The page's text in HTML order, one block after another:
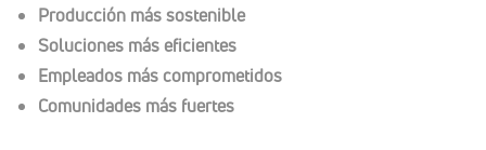
Producción más sostenible
Soluciones más eficientes
Empleados más comprometidos
Comunidades más fuertes